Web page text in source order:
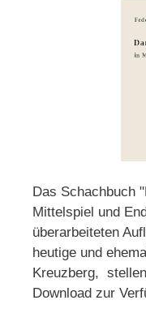
Das Schachbuch
Mittelspiel und
überarbeiteten
heutige und
Kreuzberg,
Download zur